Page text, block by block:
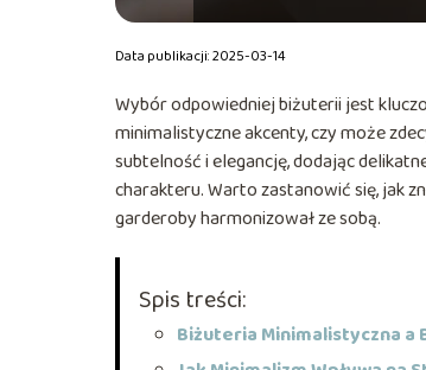
Data publikacji: 2025-03-14
Wybór odpowiedniej biżuterii jest
minimalistyczne akcenty, czy może
subtelność i elegancję, dodając
charakteru. Warto zastanowić się, jak
garderoby harmonizował ze sobą.
Spis treści:
Biżuteria Minimalistyczna a